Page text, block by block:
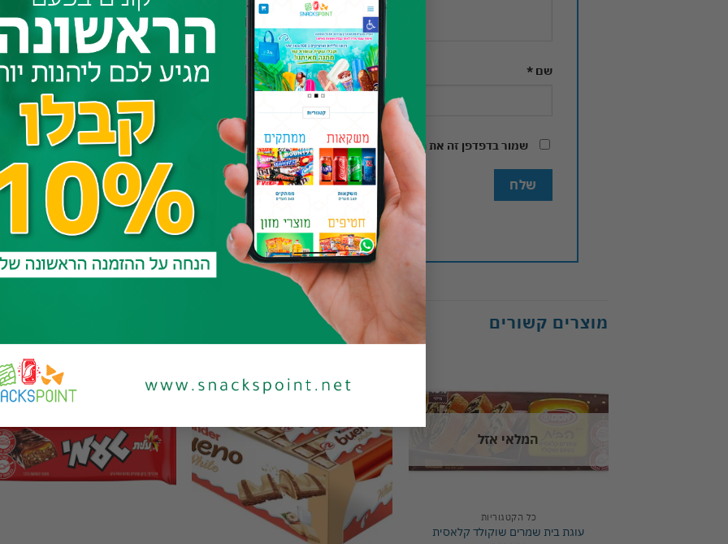
שם * אימייל*
שמור בדפדפן זה את השם, האימייל והאתר שלי לפעם הבאה שאגיב.
מוצרים קשורים
Add to
wishlist
המלאי אזל
כל הקטגוריות
עוגת בית שמרים שוקולד קלאסית